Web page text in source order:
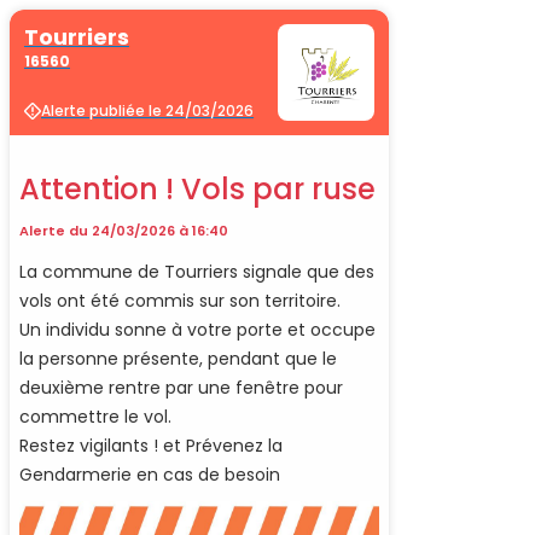
Tourriers
16560
Alerte publiée le 24/03/2026
Attention ! Vols par ruse
Alerte du 24/03/2026 à 16:40
La commune de Tourriers signale que des
vols ont été commis sur son territoire.
Un individu sonne à votre porte et occupe
la personne présente, pendant que le
deuxième rentre par une fenêtre pour
commettre le vol.
Restez vigilants ! et Prévenez la
Gendarmerie en cas de besoin